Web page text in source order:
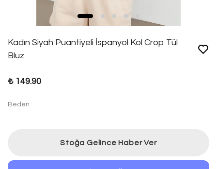
Kadın Siyah Puantiyeli İspanyol Kol Crop Tül
Bluz
₺ 149.90
Beden
Stoğa Gelince Haber Ver